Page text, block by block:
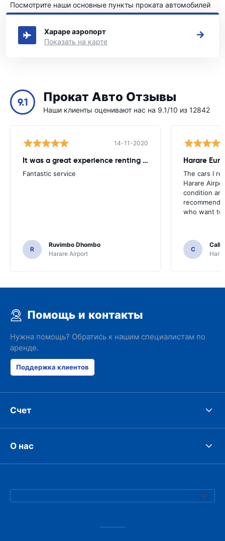
Посмотрите наши основные пункты проката автомобилей
в Хараре
Хараре аэропорт
Показать на карте
9.1 Прокат Авто Отзывы
Наши клиенты оценивают нас на 9.1/10 из 12842
14-11-2020
It was a great experience renting from Europcar
Fantastic service
R
Ruvimbo Dhombo
Harare Airport
Harare
The cars I
Harare
condition
recommend
who want to
C
Помощь и контакты
Нужна помощь? Обратись к нашим специалистам по
аренде.
Поддержка клиентов
Счет
О нас